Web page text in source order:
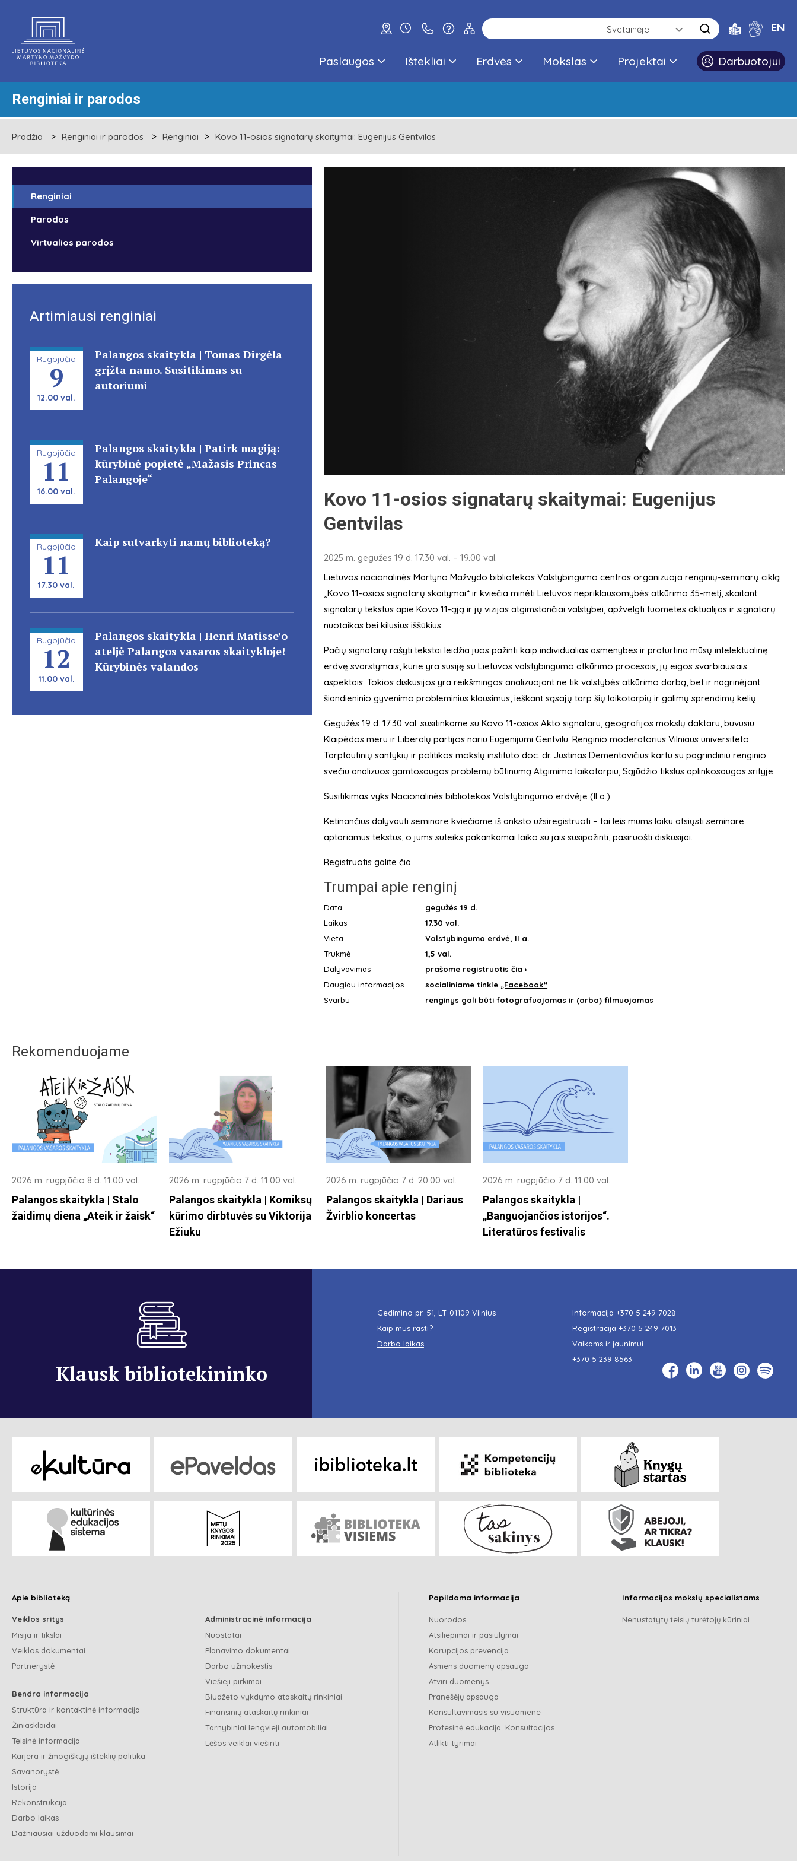
Svetainėje EN
Paslaugos Ištekliai Erdvės Mokslas Projektai Darbuotojui
Renginiai ir parodos
Pradžia Renginiai ir parodos Renginiai Kovo 11-osios signatarų skaitymai: Eugenijus Gentvilas
Kovo 11-osios signatarų skaitymai: Eugenijus
Gentvilas
2025 m. gegužės 19 d. 17.30 val. – 19.00 val.
Lietuvos nacionalinės Martyno Mažvydo bibliotekos Valstybingumo centras organizuoja renginių-seminarų ciklą
,,Kovo 11-osios signatarų skaitymai“ ir kviečia minėti Lietuvos nepriklausomybės atkūrimo 35-metį, skaitant
signatarų tekstus apie Kovo 11-ąją ir jų vizijas atgimstančiai valstybei, apžvelgti tuometes aktualijas ir signatarų
nuotaikas bei kilusius iššūkius.
Pačių signatarų rašyti tekstai leidžia juos pažinti kaip individualias asmenybes ir praturtina mūsų intelektualinę
erdvę svarstymais, kurie yra susiję su Lietuvos valstybingumo atkūrimo procesais, jų eigos svarbiausiais
aspektais. Tokios diskusijos yra reikšmingos analizuojant ne tik valstybės atkūrimo darbą, bet ir nagrinėjant
šiandieninio gyvenimo probleminius klausimus, ieškant sąsajų tarp šių laikotarpių ir galimų sprendimų kelių.
Gegužės 19 d. 17.30 val. susitinkame su Kovo 11-osios Akto signataru, geografijos mokslų daktaru, buvusiu
Klaipėdos meru ir Liberalų partijos nariu Eugenijumi Gentvilu. Renginio moderatorius Vilniaus universiteto
Tarptautinių santykių ir politikos mokslų instituto doc. dr. Justinas Dementavičius kartu su pagrindiniu renginio
svečiu analizuos gamtosaugos problemų būtinumą Atgimimo laikotarpiu, Sąjūdžio tikslus aplinkosaugos srityje.
Susitikimas vyks Nacionalinės bibliotekos Valstybingumo erdvėje (II a.).
Ketinančius dalyvauti seminare kviečiame iš anksto užsiregistruoti – tai leis mums laiku atsiųsti seminare
aptariamus tekstus, o jums suteiks pakankamai laiko su jais susipažinti, pasiruošti diskusijai.
Registruotis galite čia.
Trumpai apie renginį
Data
gegužės 19 d.
Laikas
17.30 val.
Vieta
Valstybingumo erdvė, II a.
Trukmė
1,5 val.
Dalyvavimas
prašome registruotisčia ›
Daugiau informacijos
socialiniame tinkle„Facebook“
Svarbu
renginys gali būti fotografuojamas ir (arba) filmuojamas
Renginiai
Parodos
Virtualios parodos
Artimiausi renginiai
Rugpjūčio
9
12.00 val.
Palangos skaitykla | Tomas Dirgėla
grįžta namo. Susitikimas su
autoriumi
Rugpjūčio
11
16.00 val.
Palangos skaitykla | Patirk magiją:
kūrybinė popietė „Mažasis Princas
Palangoje“
Rugpjūčio
11
17.30 val.
Kaip sutvarkyti namų biblioteką?
Rugpjūčio
12
11.00 val.
Palangos skaitykla | Henri Matisse’o
ateljė Palangos vasaros skaitykloje!
Kūrybinės valandos
Rekomenduojame
2026 m. rugpjūčio 8 d. 11.00 val.
Palangos skaitykla | Stalo
žaidimų diena „Ateik ir žaisk“
2026 m. rugpjūčio 7 d. 11.00 val.
Palangos skaitykla | Komiksų
kūrimo dirbtuvės su Viktorija
Ežiuku
2026 m. rugpjūčio 7 d. 20.00 val.
Palangos skaitykla | Dariaus
Žvirblio koncertas
2026 m. rugpjūčio 7 d. 11.00 val.
Palangos skaitykla |
„Banguojančios istorijos“.
Literatūros festivalis
Klausk bibliotekininko
Gedimino pr. 51, LT-01109 Vilnius
Kaip mus rasti?
Darbo laikas
Informacija +370 5 249 7028
Registracija +370 5 249 7013
Vaikams ir jaunimui
+370 5 239 8563
Apie biblioteką
Veiklos sritys
Misija ir tikslai
Veiklos dokumentai
Partnerystė
Bendra informacija
Struktūra ir kontaktinė informacija
Žiniasklaidai
Teisinė informacija
Karjera ir žmogiškųjų išteklių politika
Savanorystė
Istorija
Rekonstrukcija
Darbo laikas
Dažniausiai užduodami klausimai
Administracinė informacija
Nuostatai
Planavimo dokumentai
Darbo užmokestis
Viešieji pirkimai
Biudžeto vykdymo ataskaitų rinkiniai
Finansinių ataskaitų rinkiniai
Tarnybiniai lengvieji automobiliai
Lėšos veiklai viešinti
Papildoma informacija
Nuorodos
Atsiliepimai ir pasiūlymai
Korupcijos prevencija
Asmens duomenų apsauga
Atviri duomenys
Pranešėjų apsauga
Konsultavimasis su visuomene
Profesinė edukacija. Konsultacijos
Atlikti tyrimai
Informacijos mokslų specialistams
Nenustatytų teisių turėtojų kūriniai